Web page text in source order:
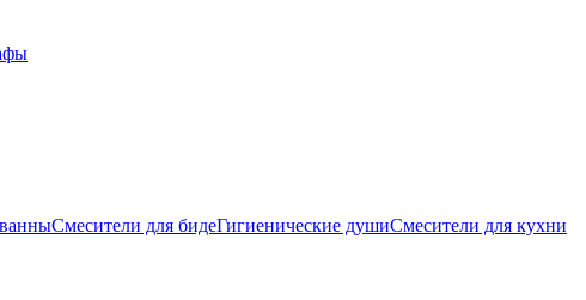
Смесители для бидеГигиенические душиСмесители для кухни